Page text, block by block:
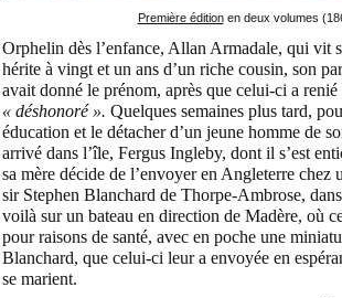
Première éditionen deux volumes
Orphelin dès l’enfance, Allan Armadale, qui vit
hérite à vingt et un ans d’un riche cousin, son
avait donné le prénom, après que celui-ci a renié
« déshonoré ». Quelques semaines plus tard,
éducation et le détacher d’un jeune homme de
arrivé dans l’île, Fergus Ingleby, dont il s’est
sa mère décide de l’envoyer en Angleterre chez
sir Stephen Blanchard de Thorpe-Ambrose,
voilà sur un bateau en direction de Madère, où
pour raisons de santé, avec en poche une
Blanchard, que celui-ci leur a envoyée en
se marient.